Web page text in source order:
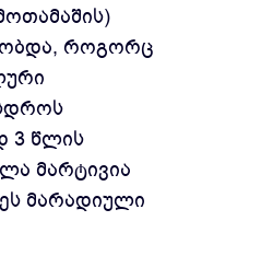
როგორც
3 წლის
მარტივია
მარადიული